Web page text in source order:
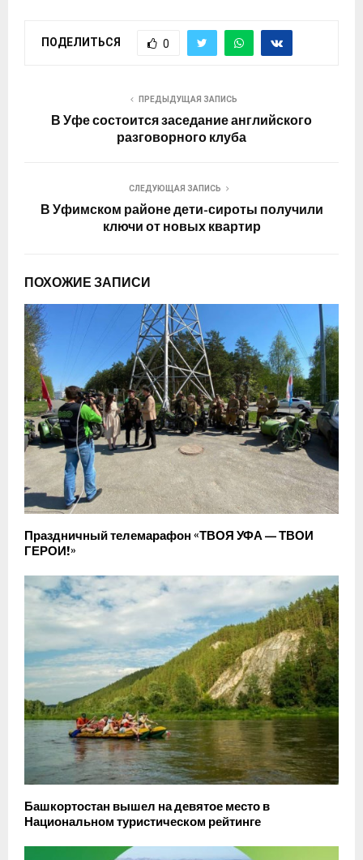
ПОДЕЛИТЬСЯ 0
ПРЕДЫДУЩАЯ ЗАПИСЬ
В Уфе состоится заседание английского
разговорного клуба
СЛЕДУЮЩАЯ ЗАПИСЬ
В Уфимском районе дети-сироты получили
ключи от новых квартир
ПОХОЖИЕ ЗАПИСИ
Праздничный телемарафон «ТВОЯ УФА — ТВОИ
ГЕРОИ!»
Башкортостан вышел на девятое место в
Национальном туристическом рейтинге